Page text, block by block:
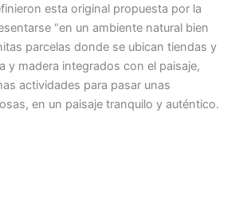
esta original propuesta por la
“en un ambiente natural bien
parcelas donde se ubican tiendas y
y madera integrados con el paisaje,
actividades para pasar unas
en un paisaje tranquilo y auténtico.